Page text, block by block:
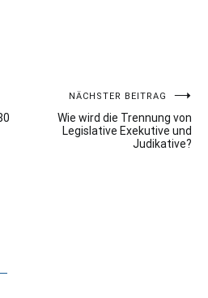
NÄCHSTER BEITRAG
Wie wird die Trennung von
Legislative Exekutive und
Judikative?